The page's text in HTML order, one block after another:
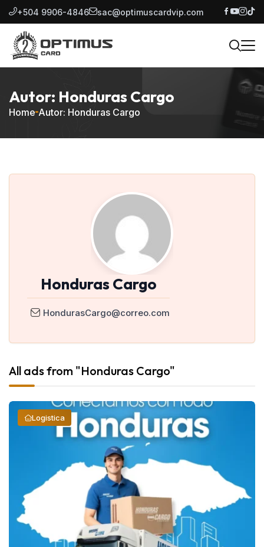
+504 9906-4846 sac@optimuscardvip.com
Autor: Honduras Cargo
Home Autor: Honduras Cargo
Honduras Cargo
HondurasCargo@correo.com
All ads from "Honduras Cargo"
Logistica